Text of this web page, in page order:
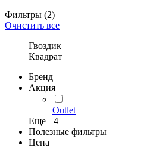
Фильтры (2)
Очистить все
Гвоздик
Квадрат
Бренд
Акция
Outlet
Еще +4
Полезные фильтры
Цена